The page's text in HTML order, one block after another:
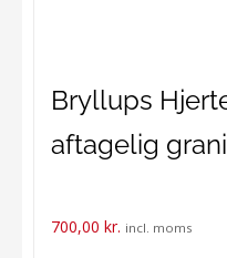
Bryllups
aftagelig
700,00 kr. incl. moms